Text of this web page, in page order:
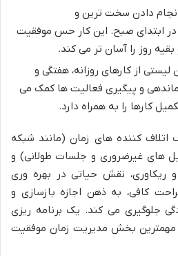
دادن سخت ترین و
در ابتدای صبح. این کار حس موفقیت
روز را آسان تر می کند.
لیستی از کارهای روزانه، هفتگی و
و پیگیری فعالیت ها کمک می
کارها را به همراه دارد.
اتلاف کننده های زمان (مانند شبکه
های غیرضروری و جلسات طولانی) و
ریکاوری، نقش حیاتی در بهره وری
کافی، به ذهن اجازه بازسازی و
جلوگیری می کند. یک برنامه ریزی
مهمترین بخش مدیریت زمان موفقیت